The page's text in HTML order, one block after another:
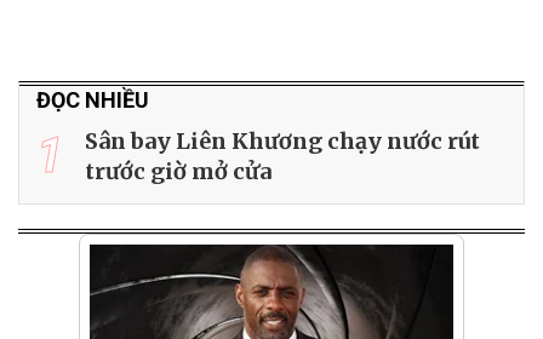
ĐỌC NHIỀU
1
Sân bay Liên Khương chạy nước rút
trước giờ mở cửa